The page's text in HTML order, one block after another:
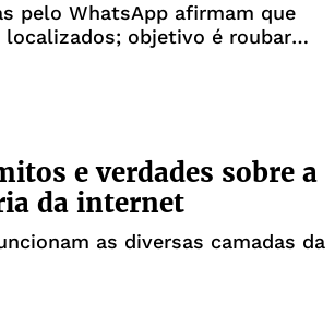
pelo WhatsApp afirmam que
localizados; objetivo é roubar
e verdades sobre a
da internet
as diversas camadas da